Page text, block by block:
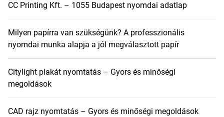
CC Printing Kft. – 1055 Budapest nyomdai adatlap
Milyen papírra van szükségünk? A professzionális
nyomdai munka alapja a jól megválasztott papír
Citylight plakát nyomtatás – Gyors és minőségi
megoldások
CAD rajz nyomtatás – Gyors és minőségi megoldások